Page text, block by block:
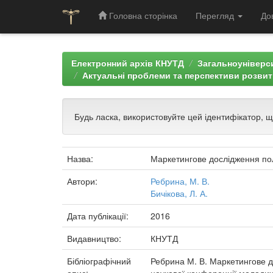
Головна сторінка Перегляд
Електронний архів КНУТД
Актуальні проблеми та перспективи
Будь ласка, використовуйте цей
Назва:
Маркетингове дослідження
Автори:
Ребрина, М. В.
Бичікова, Л. А.
Дата публікації:
2016
Видавництво:
КНУТД
Бібліографічний
Ребрина М. В. Маркетингове